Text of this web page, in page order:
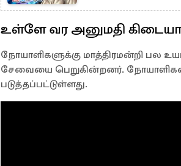
உள்ளே வர அனுமதி
நோயாளிகளுக்கு மாத்திரமன்றி பல
சேவையை பெறுகின்றனர்.
படுத்தப்பட்டுள்ளது.